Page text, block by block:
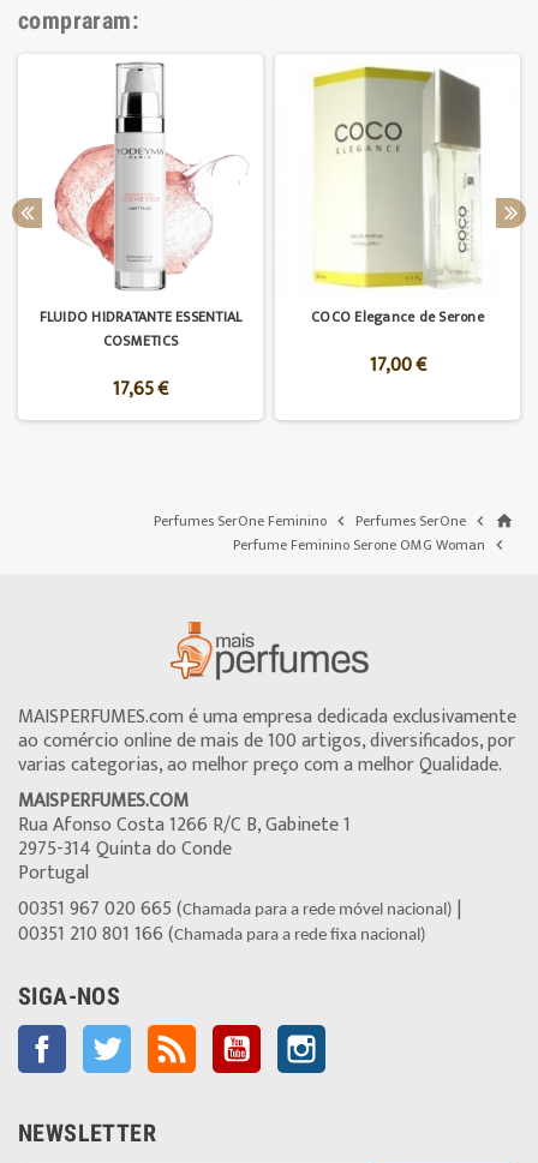
compraram:
FLUIDO HIDRATANTE ESSENTIAL
COSMETICS
17,65 €
COCO Elegance de Serone
17,00 €
home

Perfumes SerOne

Perfumes SerOne Feminino

Perfume Feminino Serone OMG Woman
MAISPERFUMES.com é uma empresa dedicada exclusivamente
ao comércio online de mais de 100 artigos, diversificados, por
varias categorias, ao melhor preço com a melhor Qualidade.
MAISPERFUMES.COM
Rua Afonso Costa 1266 R/C B, Gabinete 1
2975-314 Quinta do Conde
Portugal
00351 967 020 665 (Chamada para a rede móvel nacional) |
00351 210 801 166 (Chamada para a rede fixa nacional)
SIGA-NOS
Facebook Twitter Rss YouTube
NEWSLETTER